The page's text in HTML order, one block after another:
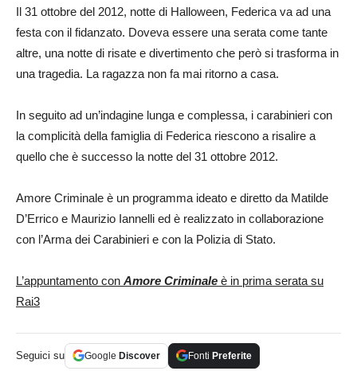
Il 31 ottobre del 2012, notte di Halloween, Federica va ad una
festa con il fidanzato. Doveva essere una serata come tante
altre, una notte di risate e divertimento che però si trasforma in
una tragedia. La ragazza non fa mai ritorno a casa.
In seguito ad un’indagine lunga e complessa, i carabinieri con
la complicità della famiglia di Federica riescono a risalire a
quello che è successo la notte del 31 ottobre 2012.
Amore Criminale è un programma ideato e diretto da Matilde
D’Errico e Maurizio Iannelli ed è realizzato in collaborazione
con l’Arma dei Carabinieri e con la Polizia di Stato.
L’appuntamento con Amore Criminale è in prima serata su
Rai3
Seguici su Google Discover Fonti Preferite